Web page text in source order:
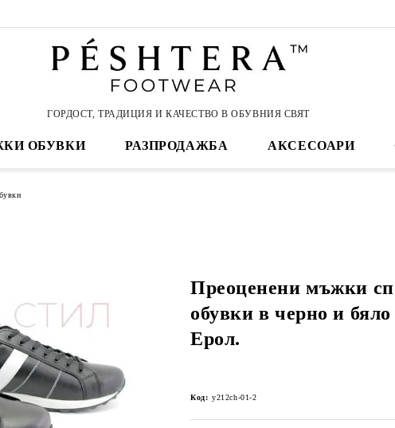
ГОРДОСТ, ТРАДИЦИЯ И КАЧЕСТВО В ОБУВНИЯ СВЯТ
ОБУВКИ РАЗПРОДАЖБА АКСЕСОАРИ
Преоценени мъжки
обувки в черно и
Ерол.
Код: y212ch-01-2